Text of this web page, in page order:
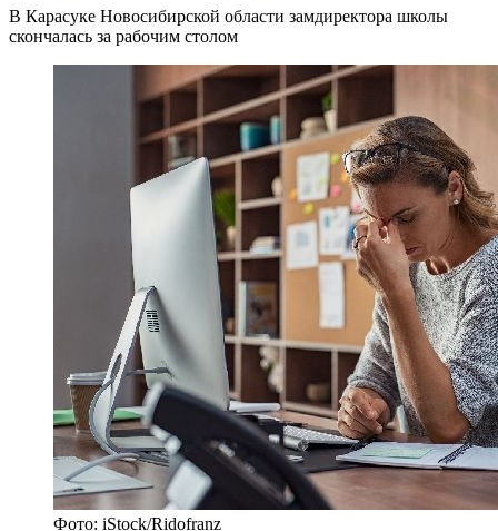
В Карасуке Новосибирской области замдиректора школы
скончалась за рабочим столом
Фото: iStock/Ridofranz